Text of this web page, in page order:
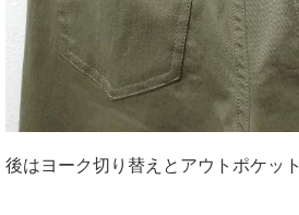
後はヨーク切り替えとアウトポケット